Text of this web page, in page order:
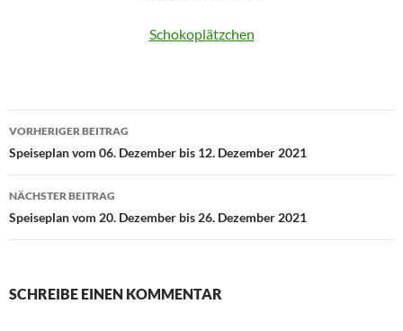
Schokoplätzchen
Beitragsnavigation
VORHERIGER BEITRAG
Speiseplan vom 06. Dezember bis 12. Dezember 2021
NÄCHSTER BEITRAG
Speiseplan vom 20. Dezember bis 26. Dezember 2021
SCHREIBE EINEN KOMMENTAR